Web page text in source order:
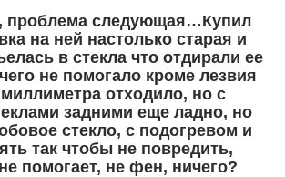
проблема следующая…Купил
на ней настолько старая и
в стекла что отдирали ее
не помогало кроме лезвия
отходило, но с
задними еще ладно, но
стекло, с подогревом и
так чтобы не повредить,
помогает, не фен, ничего?